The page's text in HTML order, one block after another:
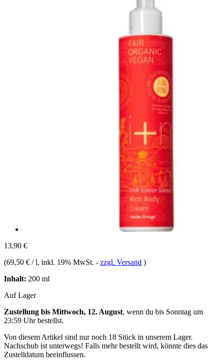
13,90 €
(69,50 € / l, inkl. 19% MwSt. - zzgl. Versand )
Inhalt: 200 ml
Auf Lager
Zustellung bis Mittwoch, 12. August, wenn du bis Sonntag um
23:59 Uhrbestellst.
Von diesem Artikel sind nur noch 18 Stück in unserem Lager.
Nachschub ist unterwegs! Falls mehr bestellt wird, könnte dies das
Zustelldatum beeinflussen.